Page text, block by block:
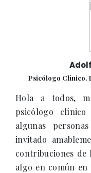
Psicólogo Clínico.
Hola a todos,
psicólogo
algunas
invitado
contribuciones de
algo en común